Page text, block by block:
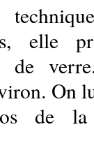
elle
de
On
de